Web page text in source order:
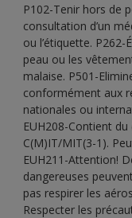
P102-Tenir hors de
consultation d’un
ou l’étiquette.
peau ou les
malaise. P501-
conformément aux
nationales ou
EUH208-Contient
C(M)IT/MIT(3-1).
EUH211-Attention!
dangereuses
pas respirer les
Respecter les